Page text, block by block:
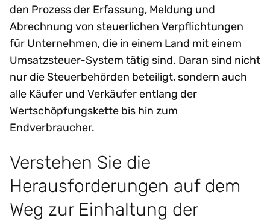
den Prozess der Erfassung, Meldung und
Abrechnung von steuerlichen Verpflichtungen
für Unternehmen, die in einem Land mit einem
Umsatzsteuer-System tätig sind. Daran sind nicht
nur die Steuerbehörden beteiligt, sondern auch
alle Käufer und Verkäufer entlang der
Wertschöpfungskette bis hin zum
Endverbraucher.
Verstehen Sie die
Herausforderungen auf dem
Weg zur Einhaltung der